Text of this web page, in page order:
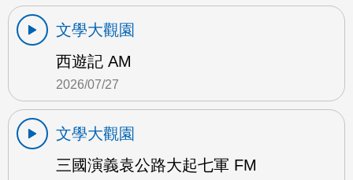
文學大觀園
西遊記 AM
2026/07/27
文學大觀園
三國演義袁公路大起七軍 FM